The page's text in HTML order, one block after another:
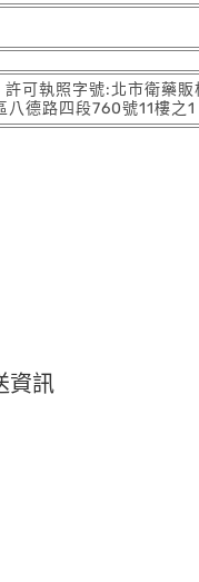
執照字號:北市衛藥販
八德路四段760號11樓
資訊